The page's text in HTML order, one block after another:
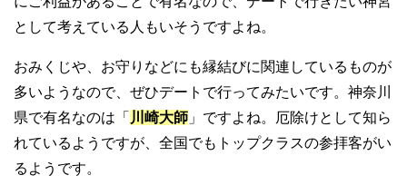
として考えている人もいそうですよね。
おみくじや、お守りなどにも縁結びに関連しているものが
多いようなので、ぜひデートで行ってみたいです。神奈川
県で有名なのは「 川崎大師 」ですよね。厄除けとして知ら
れているようですが、全国でもトップクラスの参拝客がい
るようです。